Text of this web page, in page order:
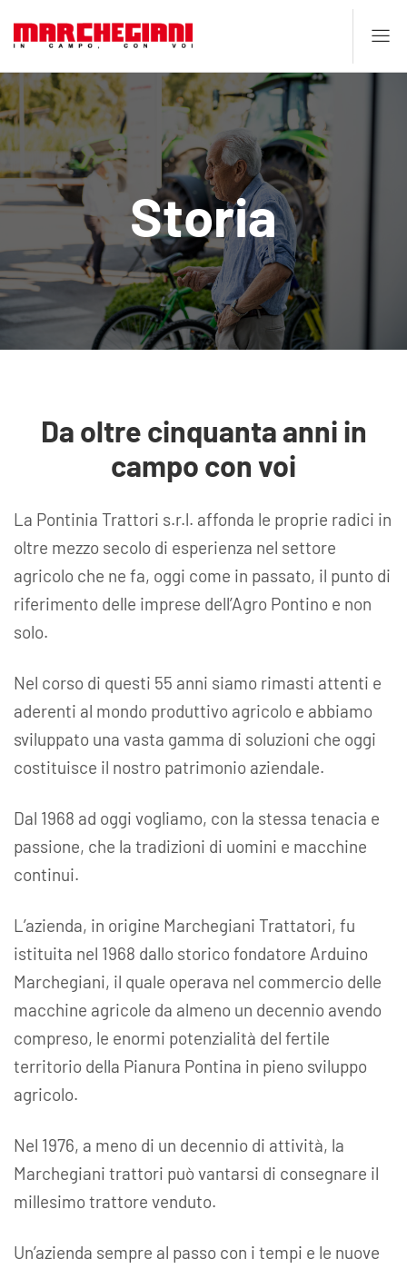
Storia
Da oltre cinquanta anni in
campo con voi
La Pontinia Trattori s.r.l. affonda le proprie radici in
oltre mezzo secolo di esperienza nel settore
agricolo che ne fa, oggi come in passato, il punto di
riferimento delle imprese dell’Agro Pontino e non
solo.
Nel corso di questi 55 anni siamo rimasti attenti e
aderenti al mondo produttivo agricolo e abbiamo
sviluppato una vasta gamma di soluzioni che oggi
costituisce il nostro patrimonio aziendale.
Dal 1968 ad oggi vogliamo, con la stessa tenacia e
passione, che la tradizioni di uomini e macchine
continui.
L’azienda, in origine Marchegiani Trattatori, fu
istituita nel 1968 dallo storico fondatore Arduino
Marchegiani, il quale operava nel commercio delle
macchine agricole da almeno un decennio avendo
compreso, le enormi potenzialità del fertile
territorio della Pianura Pontina in pieno sviluppo
agricolo.
Nel 1976, a meno di un decennio di attività, la
Marchegiani trattori può vantarsi di consegnare il
millesimo trattore venduto.
Un’azienda sempre al passo con i tempi e le nuove